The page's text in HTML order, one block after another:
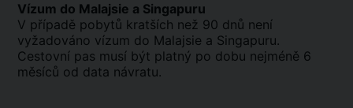
Vízum do Malajsie a Singapuru
V případě pobytů kratších než 90 dnů není
vyžadováno vízum do Malajsie a Singapuru.
Cestovní pas musí být platný po dobu nejméně 6
měsíců od data návratu.